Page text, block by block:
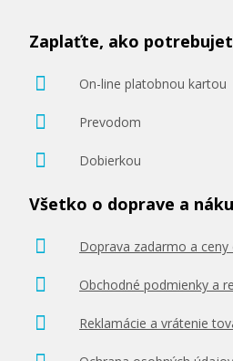
Zaplaťte, ako
On-line platobnou kartou
Prevodom
Dobierkou
Všetko o doprave a
Doprava zadarmo a ceny
Obchodné podmienky a
Reklamácie a vrátenie